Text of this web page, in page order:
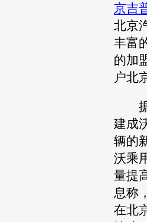
京吉
北京
丰富
的加
户北
据
建成
辆的
沃乘
量提
息称
在北